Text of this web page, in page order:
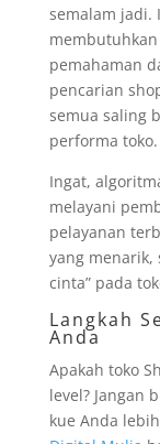
semalam jadi.
pemahaman
pencarian
semua saling
performa toko.
Ingat,
melayani
pelayanan
yang menarik,
cinta” pada
Langkah
Anda
Apakah toko
level? Jangan
kue Anda